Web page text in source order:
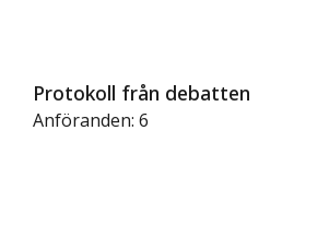
Protokoll från debatten
Anföranden: 6